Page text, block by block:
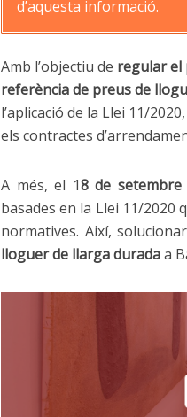
d’aquesta informació.
Amb l’objectiu de regular el
referència de preus de
l’aplicació de la Llei 11/
els contractes
A més, el 18 de setembre
basades en la Llei 11/2020
normatives. Així,
lloguer de llarga duradaa